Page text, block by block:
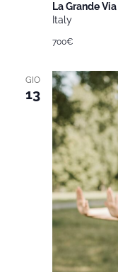
La Grande Via
Italy
700€
GIO
13